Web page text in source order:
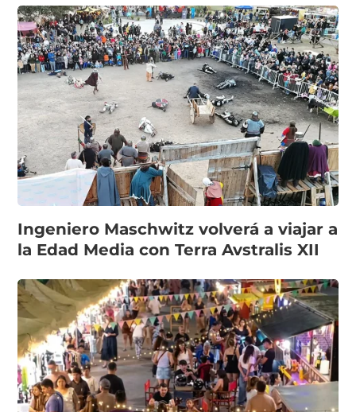
Ingeniero Maschwitz volverá a viajar a
la Edad Media con Terra Avstralis XII